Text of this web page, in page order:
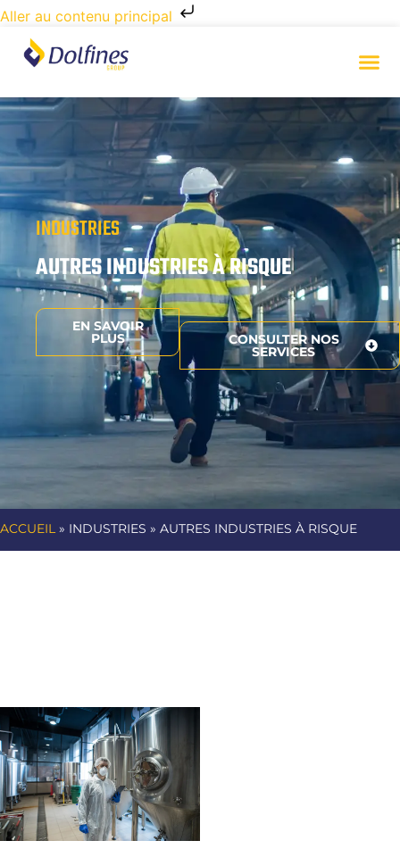
Aller au contenu principal
INDUSTRIES
AUTRES INDUSTRIES À RISQUE
EN SAVOIR
PLUS CONSULTER NOS
SERVICES
ACCUEIL » INDUSTRIES » AUTRES INDUSTRIES À RISQUE